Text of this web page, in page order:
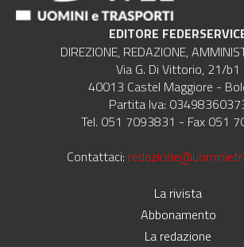
EDITORE
DIREZIONE, REDAZIONE,
Via G. Di Vittorio, 21/b1
40013 Castel Maggiore -
Partita Iva:
Tel. 051 7093831 - Fax 051
Contattaci:
La rivista
Abbonamento
La redazione